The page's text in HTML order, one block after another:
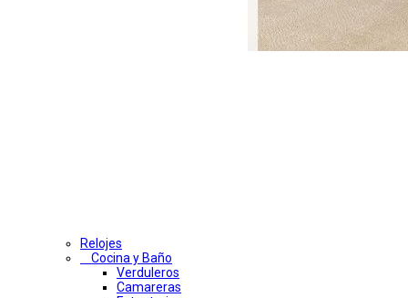
Relojes
Cocina y Baño
Verduleros
Camareras